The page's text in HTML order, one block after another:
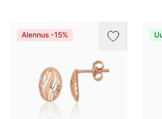
Alennus -15%